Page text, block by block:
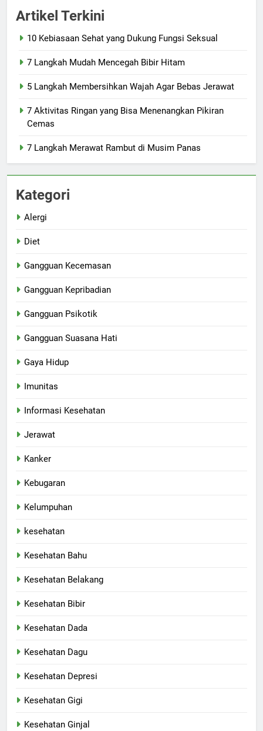
Artikel Terkini
10 Kebiasaan Sehat yang Dukung Fungsi Seksual
7 Langkah Mudah Mencegah Bibir Hitam
5 Langkah Membersihkan Wajah Agar Bebas Jerawat
7 Aktivitas Ringan yang Bisa Menenangkan Pikiran
Cemas
7 Langkah Merawat Rambut di Musim Panas
Kategori
Alergi
Diet
Gangguan Kecemasan
Gangguan Kepribadian
Gangguan Psikotik
Gangguan Suasana Hati
Gaya Hidup
Imunitas
Informasi Kesehatan
Jerawat
Kanker
Kebugaran
Kelumpuhan
kesehatan
Kesehatan Bahu
Kesehatan Belakang
Kesehatan Bibir
Kesehatan Dada
Kesehatan Dagu
Kesehatan Depresi
Kesehatan Gigi
Kesehatan Ginjal